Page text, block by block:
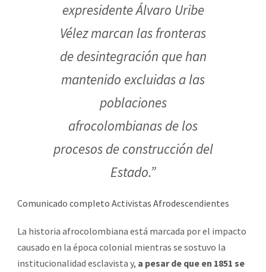
expresidente Álvaro Uribe
Vélez marcan las fronteras
de desintegración que han
mantenido excluidas a las
poblaciones
afrocolombianas de los
procesos de construcción del
Estado.”
Comunicado completo Activistas Afrodescendientes
La historia afrocolombiana está marcada por el impacto
causado en la época colonial mientras se sostuvo la
institucionalidad esclavista y, a pesar de que en 1851 se